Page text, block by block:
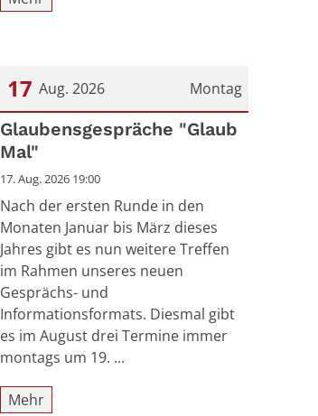
Montag
17 Aug. 2026
Datum: 17. August 2026
Glaubensgespräche "Glaub
Mal"
17. Aug. 2026 19:00
Nach der ersten Runde in den
Monaten Januar bis März dieses
Jahres gibt es nun weitere Treffen
im Rahmen unseres neuen
Gesprächs- und
Informationsformats. Diesmal gibt
es im August drei Termine immer
montags um 19. ...
Mehr